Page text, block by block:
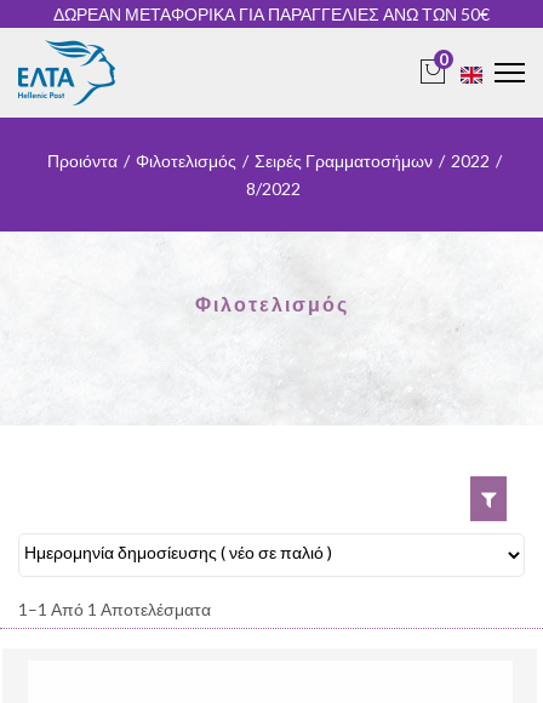
ΔΩΡΕΑΝ ΜΕΤΑΦΟΡΙΚΑ ΓΙΑ ΠΑΡΑΓΓΕΛΙΕΣ ΑΝΩ ΤΩΝ 50€
0
Προιόντα / Φιλοτελισμός / Σειρές Γραμματοσήμων / 2022 /
8/2022
Φιλοτελισμός
1–1 Από 1 Αποτελέσματα